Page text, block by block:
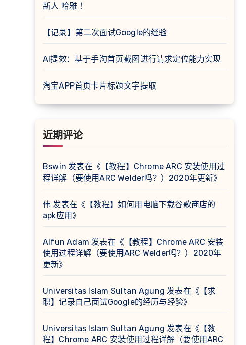
新人 哈雅 ！
【记录】第二次面试Google的经验
AI提效：基于手淘首页截图进行请求定位能力实现
淘宝APP首页卡片标题文字提取
近期评论
Bswin 发表在《 【教程】Chrome ARC 安装使用过
程详解（要使用ARC Welder吗？）2020年更新》
伟 发表在《 【教程】如何用电脑下载谷歌商店的
apk应用》
Alfun Adam 发表在《 【教程】Chrome ARC 安装
使用过程详解（要使用ARC Welder吗？）2020年
更新》
Universitas Islam Sultan Agung 发表在《 【求
职】记录自己面试Google的经历与经验》
Universitas Islam Sultan Agung 发表在《 【教
程】Chrome ARC 安装使用过程详解（要使用ARC